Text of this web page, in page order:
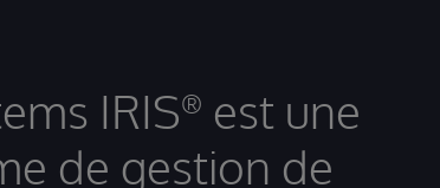
IRIS® est une
de gestion de